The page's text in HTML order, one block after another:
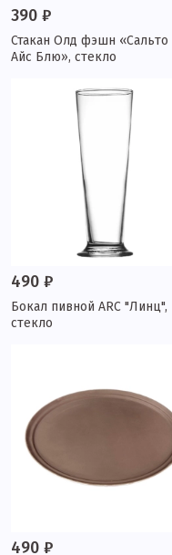
390 ₽
Стакан Олд фэшн «Сальто
Айс Блю», стекло
490 ₽
Бокал пивной ARC "Линц",
стекло
490 ₽